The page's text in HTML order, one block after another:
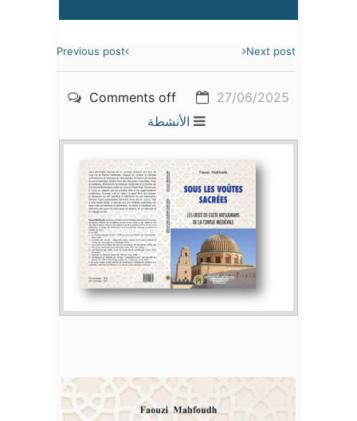
Previous post Next post
27/06/2025
Comments off
الأنشطة